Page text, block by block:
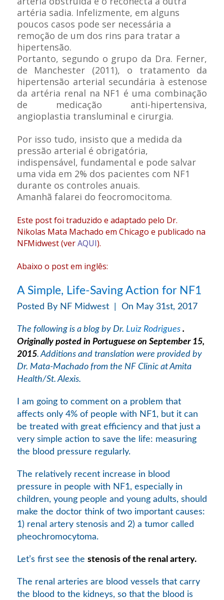
artéria sadia. Infelizmente, em alguns
poucos casos pode ser necessária a
remoção de um dos rins para tratar a
hipertensão.
Portanto, segundo o grupo da Dra. Ferner,
de Manchester (2011), o tratamento da
hipertensão arterial secundária à estenose
da artéria renal na NF1 é uma combinação
de medicação anti-hipertensiva,
angioplastia transluminal e cirurgia.
Por isso tudo, insisto que a medida da
pressão arterial é obrigatória,
indispensável, fundamental e pode salvar
uma vida em 2% dos pacientes com NF1
durante os controles anuais.
Amanhã falarei do feocromocitoma.
Este post foi traduzido e adaptado pelo Dr.
Nikolas Mata Machado em Chicago e publicado na
NFMidwest (verAQUI).
Abaixo o post em inglês:
A Simple, Life-Saving Action for NF1
Posted By NF Midwest On May 31st, 2017
The following is a blog by Dr. Luiz Rodrigues.
Originally posted in Portuguese on September 15,
2015. Additions and translation were provided by
Dr. Mata-Machado from the NF Clinic at Amita
Health/St. Alexis.
I am going to comment on a problem that
affects only 4% of people with NF1, but it can
be treated with great efficiency and that just a
very simple action to save the life: measuring
the blood pressure regularly.
The relatively recent increase in blood
pressure in people with NF1, especially in
children, young people and young adults, should
make the doctor think of two important causes:
1) renal artery stenosis and 2) a tumor called
pheochromocytoma.
Let’s first see the stenosis of the renal artery.
The renal arteries are blood vessels that carry
the blood to the kidneys, so that the blood is